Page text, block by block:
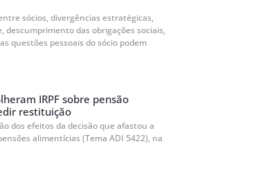
sócios, divergências estratégicas,
descumprimento das obrigações sociais,
questões pessoais do sócio podem
IRPF sobre pensão
restituição
dos efeitos da decisão que afastou a
alimentícias (Tema ADI 5422), na